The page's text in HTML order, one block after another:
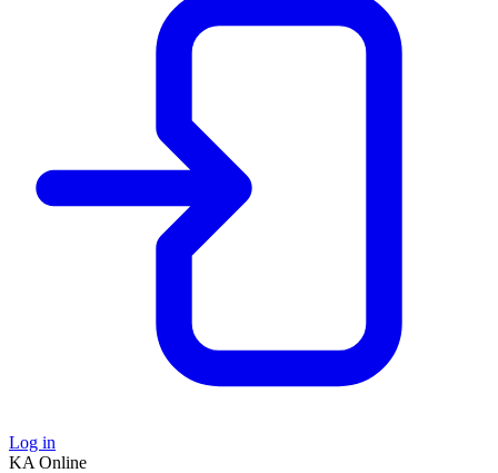
Log in
KA Online